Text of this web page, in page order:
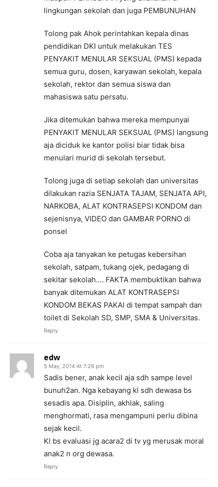
lingkungan sekolah dan juga PEMBUNUHAN
Tolong pak Ahok perintahkan kepala dinas
pendidikan DKI untuk melakukan TES
PENYAKIT MENULAR SEKSUAL (PMS) kepada
semua guru, dosen, karyawan sekolah, kepala
sekolah, rektor dan semua siswa dan
mahasiswa satu persatu.
Jika ditemukan bahwa mereka mempunyai
PENYAKIT MENULAR SEKSUAL (PMS) langsung
aja diciduk ke kantor polisi biar tidak bisa
menulari murid di sekolah tersebut.
Tolong juga di setiap sekolah dan universitas
dilakukan razia SENJATA TAJAM, SENJATA API,
NARKOBA, ALAT KONTRASEPSI KONDOM dan
sejenisnya, VIDEO dan GAMBAR PORNO di
ponsel
Coba aja tanyakan ke petugas kebersihan
sekolah, satpam, tukang ojek, pedagang di
sekitar sekolah…. FAKTA membuktikan bahwa
banyak ditemukan ALAT KONTRASEPSI
KONDOM BEKAS PAKAI di tempat sampah dan
toilet di Sekolah SD, SMP, SMA & Universitas.
Reply
edw
5 May, 2014 At 7:26 pm
Sadis bener, anak kecil aja sdh sampe level
bunuh2an. Nga kebayang kl sdh dewasa bs
sesadis apa. Disiplin, akhlak, saling
menghormati, rasa mengampuni perlu dibina
sejak kecil.
Kl bs evaluasi jg acara2 di tv yg merusak moral
anak2 n org dewasa.
Reply